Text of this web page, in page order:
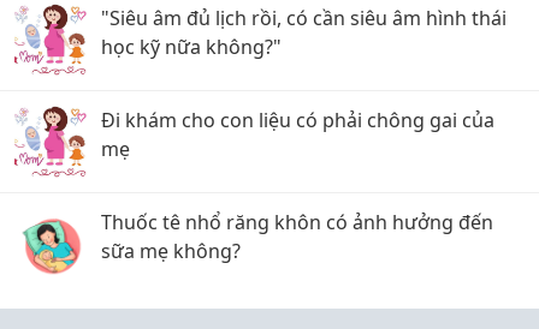
"Siêu âm đủ lịch rồi, có cần siêu âm hình thái
học kỹ nữa không?"
Đi khám cho con liệu có phải chông gai của
mẹ
Thuốc tê nhổ răng khôn có ảnh hưởng đến
sữa mẹ không?